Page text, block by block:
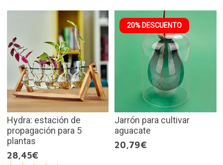
Hydra: estación de
propagación para 5
plantas
28,45€
20% DESCUENTO
Jarrón para cultivar
aguacate
20,79€